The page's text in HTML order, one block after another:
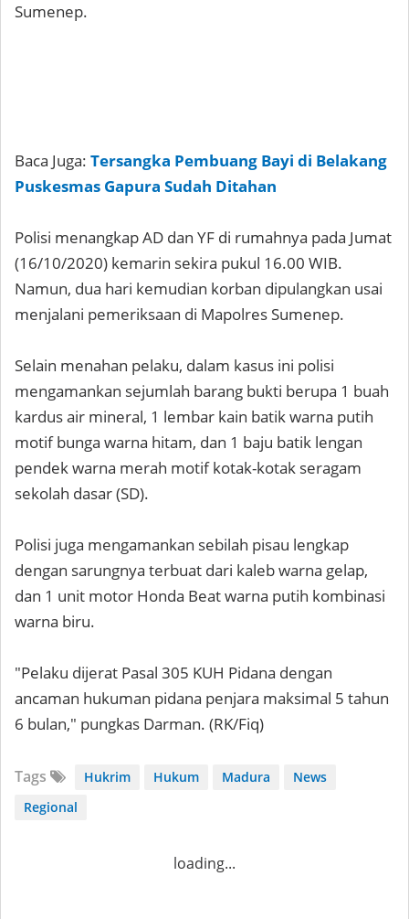
Sumenep.
Baca Juga: Tersangka Pembuang Bayi di Belakang
Puskesmas Gapura Sudah Ditahan
Polisi menangkap AD dan YF di rumahnya pada Jumat
(16/10/2020) kemarin sekira pukul 16.00 WIB.
Namun, dua hari kemudian korban dipulangkan usai
menjalani pemeriksaan di Mapolres Sumenep.
Selain menahan pelaku, dalam kasus ini polisi
mengamankan sejumlah barang bukti berupa 1 buah
kardus air mineral, 1 lembar kain batik warna putih
motif bunga warna hitam, dan 1 baju batik lengan
pendek warna merah motif kotak-kotak seragam
sekolah dasar (SD).
Polisi juga mengamankan sebilah pisau lengkap
dengan sarungnya terbuat dari kaleb warna gelap,
dan 1 unit motor Honda Beat warna putih kombinasi
warna biru.
"Pelaku dijerat Pasal 305 KUH Pidana dengan
ancaman hukuman pidana penjara maksimal 5 tahun
6 bulan," pungkas Darman. (RK/Fiq)
Tags Hukrim Hukum Madura
News
Regional
loading...